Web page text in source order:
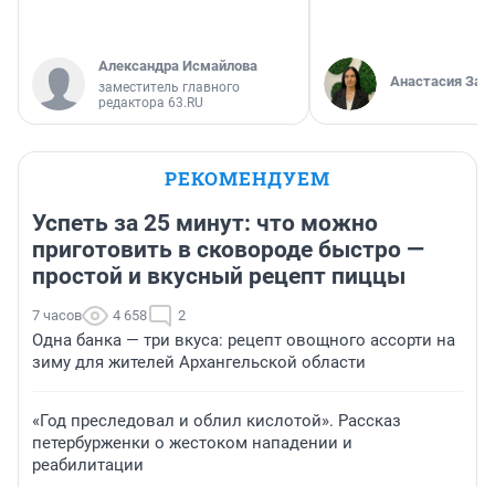
Александра Исмайлова
заместитель главного
редактора 63.RU
Анастасия
РЕКОМЕНДУЕМ
Успеть за 25 минут: что можно
приготовить в сковороде быстро —
простой и вкусный рецепт пиццы
7 часов 4 658 2
Одна банка — три вкуса: рецепт овощного ассорти на
зиму для жителей Архангельской области
«Год преследовал и облил кислотой». Рассказ
петербурженки о жестоком нападении и
реабилитации